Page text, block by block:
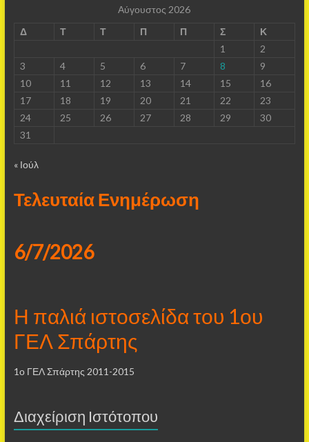
Αύγουστος 2026
Δ
Τ Τ Π Π Σ
Κ
1
2
3
4 5 6 7 8
9
10
11 12 13 14 15
16
17
18 19 20 21 22
23
24
25 26 27 28 29
30
31
« Ιούλ
Τελευταία Ενημέρωση
6/7/2026
Η παλιά ιστοσελίδα του 1ου
ΓΕΛ Σπάρτης
1ο ΓΕΛ Σπάρτης 2011-2015
Διαχείριση Ιστότοπου